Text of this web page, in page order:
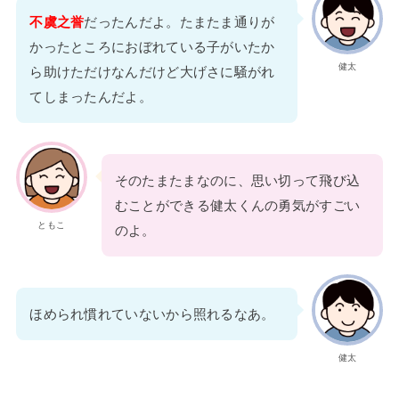
健太
不虞之誉だったんだよ。たまたま通りが
かったところにおぼれている子がいたか
ら助けただけなんだけど大げさに騒がれ
てしまったんだよ。
ともこ
そのたまたまなのに、思い切って飛び込
むことができる健太くんの勇気がすごい
のよ。
健太
ほめられ慣れていないから照れるなあ。